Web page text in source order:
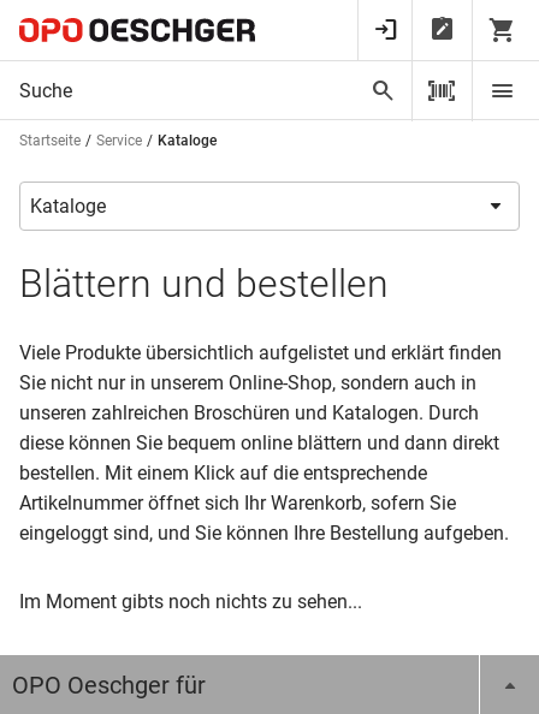
Startseite Service Kataloge
Blättern und bestellen
Viele Produkte übersichtlich aufgelistet und erklärt finden
Sie nicht nur in unserem Online-Shop, sondern auch in
unseren zahlreichen Broschüren und Katalogen. Durch
diese können Sie bequem online blättern und dann direkt
bestellen. Mit einem Klick auf die entsprechende
Artikelnummer öffnet sich Ihr Warenkorb, sofern Sie
eingeloggt sind, und Sie können Ihre Bestellung aufgeben.
Im Moment gibts noch nichts zu sehen...
OPO Oeschger für